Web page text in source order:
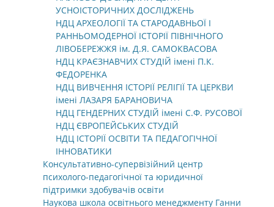
УСНОІСТОРИЧНИХ ДОСЛІДЖЕНЬ
НДЦ АРХЕОЛОГІЇ ТА СТАРОДАВНЬОЇ І
РАННЬОМОДЕРНОЇ ІСТОРІЇ ПІВНІЧНОГО
ЛІВОБЕРЕЖЖЯ ім. Д.Я. САМОКВАСОВА
НДЦ КРАЄЗНАВЧИХ СТУДІЙ імені П.К.
ФЕДОРЕНКА
НДЦ ВИВЧЕННЯ ІСТОРІЇ РЕЛІГІЇ ТА ЦЕРКВИ
імені ЛАЗАРЯ БАРАНОВИЧА
НДЦ ГЕНДЕРНИХ СТУДІЙ імені С.Ф. РУСОВОЇ
НДЦ ЄВРОПЕЙСЬКИХ СТУДІЙ
НДЦ ІСТОРІЇ ОСВІТИ ТА ПЕДАГОГІЧНОЇ
ІННОВАТИКИ
Консультативно-супервізійний центр
психолого-педагогічної та юридичної
підтримки здобувачів освіти
Наукова школа освітнього менеджменту Ганни